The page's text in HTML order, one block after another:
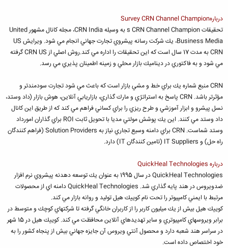
دربارهSurvey CRN Channel Champion
تحقيقات s CRN Channel Champion به وسيله CRN India، مجله كانال مشهور United
Business Media، يك شركت رسانه پيشروي تجارت جهاني انجام مي شود. ويرايش US
CRN به مدت 17 سال است كه اين تحقيقات را اداره مي كند.روش اصلي از CRN US گرفته
مي شود و به فاكتوري در ديناميك بازار محلي و زمينه اطمينان پذيري مي رسد.
CRN منبع شماره يك براي خط و مشي بازار است كه باعث مي شود تجارت سودمندتر و
مؤثرتر باشد. CRN پاسخ به استراتژي و مارك گذاري، بازاريابي آنلاين، هوش بازار (داد وستد،
نسل پيشرو و ابزار آموزشي و طرح ريزي را براي كساني فراهم مي كند كه از طريق اين كانال
داد وستد مي كنند. اين يك پوشش مولتي مديا با تحويل ثابت ROI براي گذاران امورداد
وستد شماست. CRN براي دامنه وسيع تجاري نياز به Solution Providers (فراهم كنندگان
راه حل) و IT Suppliers (تامين كنندگان IT) دارد.
درباره QuickHeal Technologies
QuickHeal Technologies در سال 1995 به عنوان يك توسعه دهدنه پيشروي نرم افزار
ضدويروس در هند پايه گذاري شد. QuickHeal Technologies دامنه اي از محصولات
مرتبط با ايمني كامپيوتر را تحت نام كوييك هيل توليد و روانه بازار مي كند.
كوييك هيل بيش از يك ميليون كاربر را از كاربران خانگي گرفته تا شركتهاي كوچك و متوسط در
برابر ويروسهاي كامپيوتري و ساير تهديدهاي آنلاين محافظت مي كند. كوييك هيل در 15 شهر
در سراسر هند شعبه دارد و محصول آنتي ويروس آن جايزه جهاني بيش از پنجاه كشور را به
خود اختصاص داده است.